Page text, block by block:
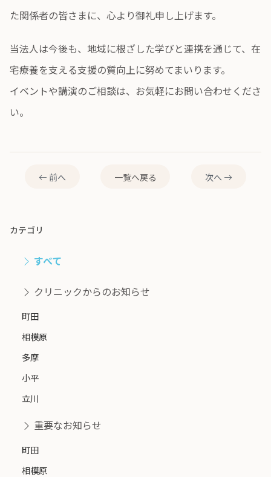
た関係者の皆さまに、心より御礼申し上げます。
当法人は今後も、地域に根ざした学びと連携を通じて、在
宅療養を支える支援の質向上に努めてまいります。
イベントや講演のご相談は、お気軽にお問い合わせくださ
い。
前へ 一覧へ戻る 次へ
カテゴリ
すべて
クリニックからのお知らせ
町田
相模原
多摩
小平
立川
重要なお知らせ
町田
相模原